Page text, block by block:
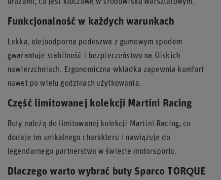
urazami, co jest kluczowe w środowisku warsztatowym.
Funkcjonalność w każdych warunkach
Lekka, olejoodporna podeszwa z gumowym spodem
gwarantuje stabilność i bezpieczeństwo na śliskich
nawierzchniach. Ergonomiczna wkładka zapewnia komfort
nawet po wielu godzinach użytkowania.
Część limitowanej kolekcji Martini Racing
Buty należą do limitowanej kolekcji Martini Racing, co
dodaje im unikalnego charakteru i nawiązuje do
legendarnego partnerstwa w świecie motorsportu.
Dlaczego warto wybrać buty Sparco TORQUE